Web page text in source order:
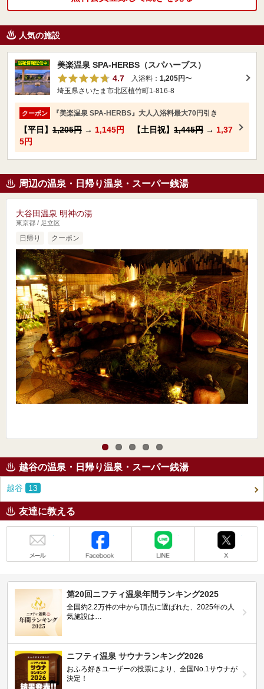
人気の施設
美楽温泉 SPA-HERBS（スパハーブス）
4.7
入浴料： 1,205円〜
埼玉県さいたま市北区植竹町1-816-8
クーポン 『美楽温泉 SPA-HERBS』大人入浴料最大70円引き
【平日】 1,205円 → 1,145円 【土日祝】 1,445円 → 1,37
5円
周辺の温泉・日帰り温泉・スーパー銭湯
大谷田温泉 明神の湯
東京都 / 足立区
日帰り クーポン
越谷の温泉・日帰り温泉・スーパー銭湯
越谷 13
友達に教える
第20回ニフティ温泉年間ランキング2025
全国約2.2万件の中から頂点に選ばれた、2025年の人
気施設は…
ニフティ温泉 サウナランキング2026
おふろ好きユーザーの投票により、全国No.1サウナが
決定！